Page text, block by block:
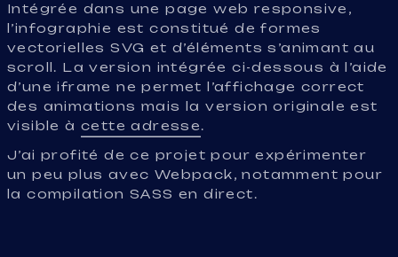
Intégrée dans une page web responsive,
l’infographie est constitué de formes
vectorielles SVG et d’éléments s’animant au
scroll. La version intégrée ci-dessous à l’aide
d’une iframe ne permet l’affichage correct
des animations mais la version originale est
visible à cette adresse.
J’ai profité de ce projet pour expérimenter
un peu plus avec Webpack, notamment pour
la compilation SASS en direct.